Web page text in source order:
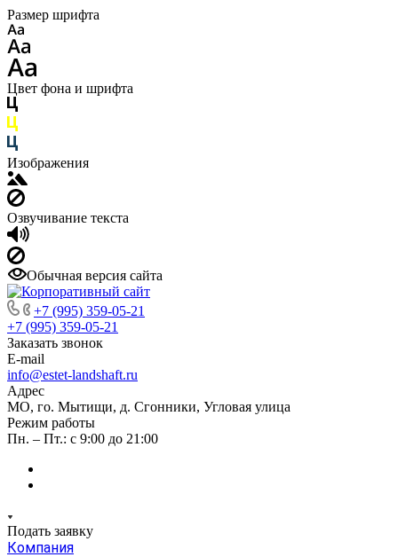
Размер шрифта
Цвет фона и шрифта
Изображения
Озвучивание текста
Обычная версия сайта
+7 (995) 359-05-21
+7 (995) 359-05-21
Заказать звонок
E-mail
info@estet-landshaft.ru
Адрес
МО, го. Мытищи, д. Сгонники, Угловая улица
Режим работы
Пн. – Пт.: с 9:00 до 21:00
Подать заявку
Компания